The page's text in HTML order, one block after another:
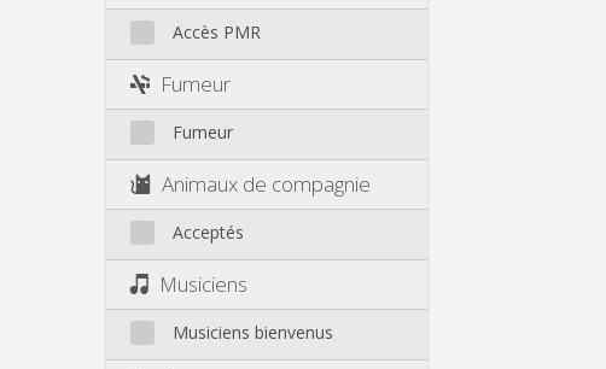
Accès PMR
Fumeur
Fumeur
Animaux de compagnie
Acceptés
Musiciens
Musiciens bienvenus